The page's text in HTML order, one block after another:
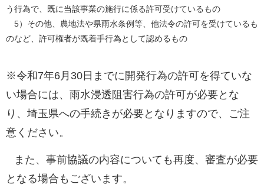
う行為で、既に当該事業の施行に係る許可受けているもの
5）その他、農地法や県雨水条例等、他法令の許可を受けているも
のなど、許可権者が既着手行為として認めるもの
※令和7年6月30日までに開発行為の許可を得ていな
い場合には、雨水浸透阻害行為の許可が必要とな
り、埼玉県への手続きが必要となりますので、ご注
意ください。
また、事前協議の内容についても再度、審査が必要
となる場合もございます。